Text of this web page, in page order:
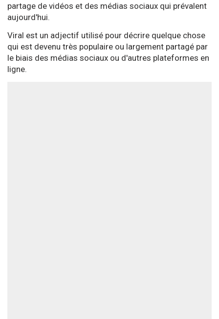
partage de vidéos et des médias sociaux qui prévalent
aujourd'hui.
Viral est un adjectif utilisé pour décrire quelque chose
qui est devenu très populaire ou largement partagé par
le biais des médias sociaux ou d'autres plateformes en
ligne.